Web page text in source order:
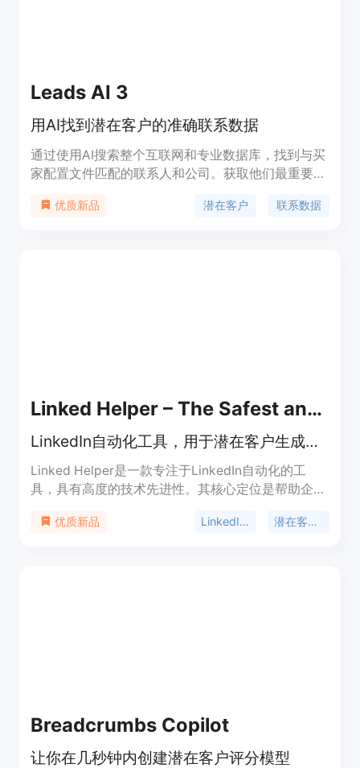
Leads AI 3
用AI找到潜在客户的准确联系数据
通过使用AI搜索整个互联网和专业数据库，找到与买
家配置文件匹配的联系人和公司。获取他们最重要的
客户配置文件，并提供详细的潜在客户信息。帮助您
优质新品 潜在客户 联系数据
Linked Helper – The Safest and Most Powerful LinkedIn Automation Tool
LinkedIn自动化工具，用于潜在客户生成，功能丰富且安全
Linked Helper是一款专注于LinkedIn自动化的工
具，具有高度的技术先进性。其核心定位是帮助企业
展。该工具注重安全性，不向LinkedIn页面注入代
优质新品 LinkedIn自动化 潜在客户生成
Breadcrumbs Copilot
让你在几秒钟内创建潜在客户评分模型